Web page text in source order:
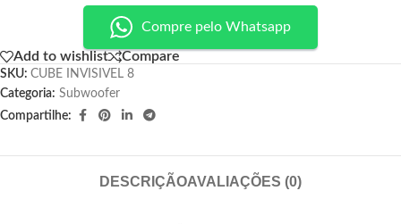
Compre pelo Whatsapp
Add to wishlist Compare
SKU: CUBE INVISIVEL 8
Categoria: Subwoofer
Compartilhe:
DESCRIÇÃOAVALIAÇÕES (0)